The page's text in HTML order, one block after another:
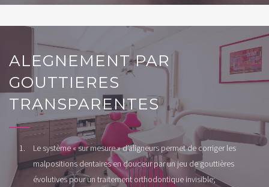
ALEGNEMENT PAR
GOUTTIERES
TRANSPARENTES
Le système « sur mesure » d’aligneurs permet de corriger les
malpositions dentaires en douceur par un jeu de gouttières
évolutives pour un traitement orthodontique invisible;